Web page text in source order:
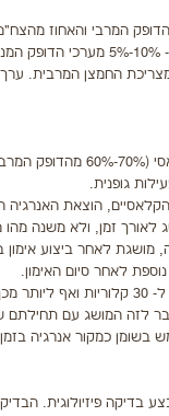
המרבי והאחוז מהצח"מ
גופני נתון ערכי צריכת החמצן
§ פעילות גופנית
גופנית.
הוצאת האנרגיה
זמן, ולא משנה מהו
לאחר ביצוע אימון
לאחר סיום האימון.
לזה המושג עם תחילתם
כמקור אנרגיה
פיזיולוגית.